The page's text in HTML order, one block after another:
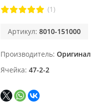
(1)
Артикул: 8010-151000
Производитель Оригинал
Ячейка 47-2-2